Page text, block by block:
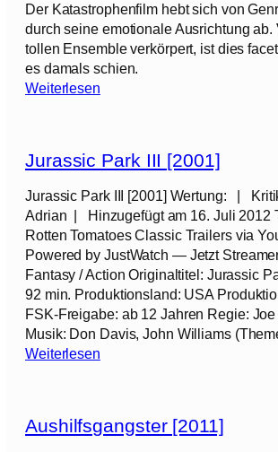
o
a
U
n
o
n
[
2
0
2
5
]
Der Katastrophenfilm hebt sich von
durch seine emotionale Ausrichtung ab.
tollen Ensemble verkörpert, ist dies
es damals schien.
Weiterlesen:
p
m
p
a
c
t
[
1
9
9
Jurassic Park III [2001]
Jurassic Park III [2001] Wertung: |
Adrian | Hinzugefügt am 16. Juli 2012
Rotten Tomatoes Classic Trailers via
Powered by JustWatch — Jetzt
Fantasy / Action Originaltitel: Jurassic
92 min. Produktionsland: USA
FSK-Freigabe: ab 12 Jahren Regie:
Musik: Don Davis, John Williams
Weiterlesen:
a
Aushilfsgangster [2011]